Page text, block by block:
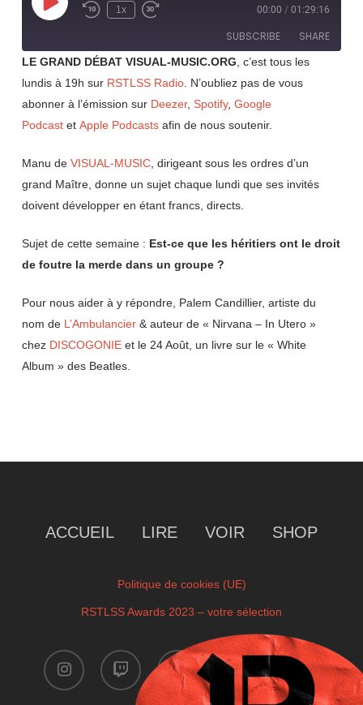
Play
Episode Rewind
1x
Fast
seconds
00:00 / 01:29:16
SUBSCRIBE SHARE
RSS FEED
SHARE
LINK
LE GRAND DÉBAT VISUAL-MUSIC.ORG , c’est tous les
lundis à 19h sur RSTLSS Radio. N’oubliez pas de vous
abonner à l’émission sur Deezer, Spotify, Google
Podcastet Apple Podcastsafin de nous soutenir.
Manu de VISUAL-MUSIC, dirigeant sous les ordres d’un
grand Maître, donne un sujet chaque lundi que ses invités
doivent développer en étant francs, directs.
Sujet de cette semaine : Est-ce que les héritiers ont le droit
de foutre la merde dans un groupe ?
Pour nous aider à y répondre, Palem Candillier, artiste du
nom de L’Ambulancier& auteur de « Nirvana – In Utero »
chez DISCOGONIEet le 24 Août, un livre sur le « White
Album » des Beatles.
ACCUEIL LIRE VOIR SHOP
Politique de cookies (UE)
RSTLSS Awards 2023 – votre sélection
instagram twitch facebook youtube
x-
twitter